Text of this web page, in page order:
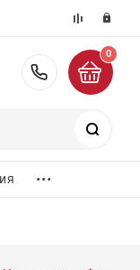
8 (800)
0
...